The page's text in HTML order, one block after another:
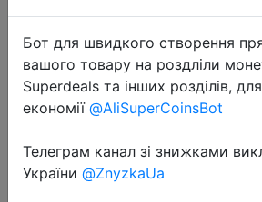
LiitoKala Lii-S12 For
Charger Li-ion 3.7V
Бот для швидкого створення
вашого товару на роздліли
Superdeals та інших розділів,
економії @AliSuperCoinsBot
Телеграм канал зі знижками
України @ZnyzkaUa